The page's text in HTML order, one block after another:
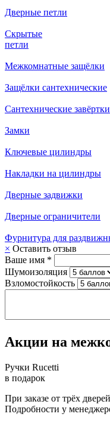
Дверные петли
Скрытые
петли
Межкомнатные защёлки
Защёлки сантехнические
Сантехнические завёртки
Замки
Ключевые цилиндры
Накладки на цилиндры
Дверные задвижки
Дверные ограничители
Фурнитура для
× Оставить отзыв
Ваше имя *
Шумоизоляция
Взломостойкость
Акции на
Ручки Rucetti
в подарок
При заказе от трёх
Подробности у